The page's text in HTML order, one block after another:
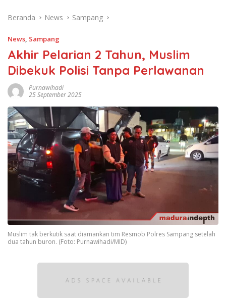
Beranda News Sampang
News, Sampang
Akhir Pelarian 2 Tahun, Muslim
Dibekuk Polisi Tanpa Perlawanan
Purnawihadi
25 September 2025
Muslim tak berkutik saat diamankan tim Resmob Polres Sampang setelah
dua tahun buron. (Foto: Purnawihadi/MID)